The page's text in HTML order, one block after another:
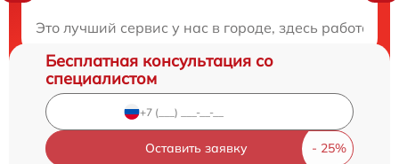
Это лучший сервис у нас в городе, здесь
Бесплатная консультация со
специалистом
Оставить заявку